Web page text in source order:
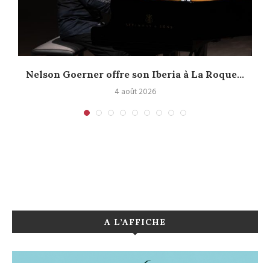
Nelson Goerner offre son Iberia à La Roque...
4 août 2026
A L’AFFICHE